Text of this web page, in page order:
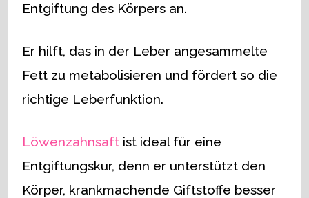
Entgiftung des Körpers an.
Er hilft, das in der Leber angesammelte
Fett zu metabolisieren und fördert so die
richtige Leberfunktion.
Löwenzahnsaft ist ideal für eine
Entgiftungskur, denn er unterstützt den
Körper, krankmachende Giftstoffe besser